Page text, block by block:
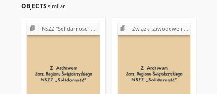
OBJECTS similar
NSZZ "Solidarność" w Wojewódzkim Przedsiębiorstwie Turystycznym "Łysogóry" w Kielcach Związki zawodowe i akcje protestacyjne w Polsce (1989-1995)